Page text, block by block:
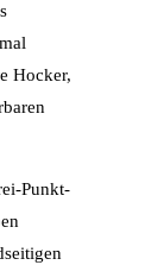
Hocker,
Punkt-